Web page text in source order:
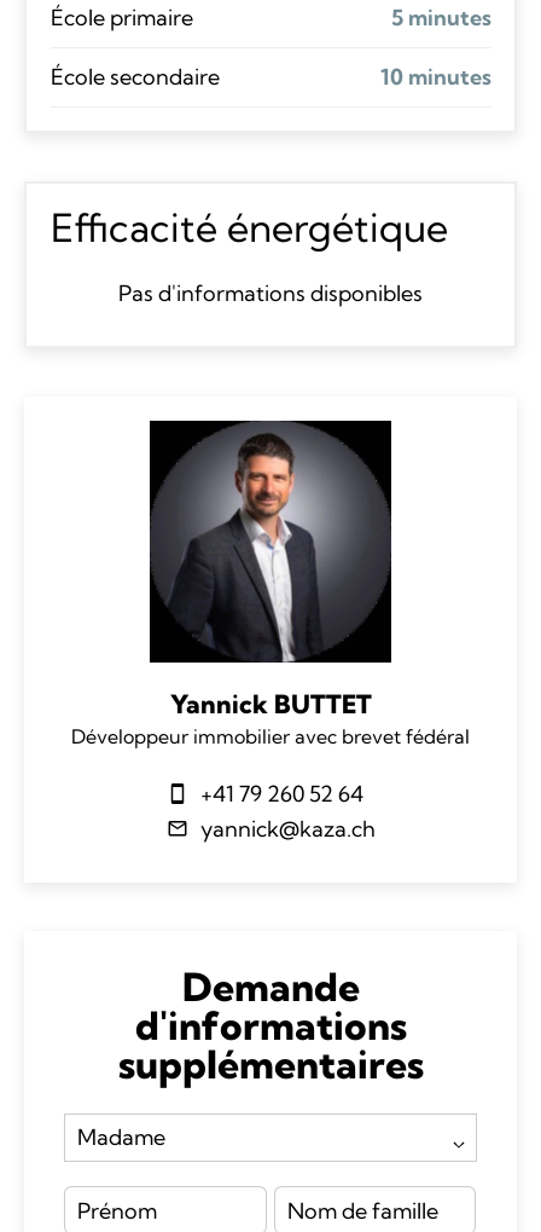
École primaire 5 minutes
École secondaire 10 minutes
Efficacité énergétique
Pas d'informations disponibles
Yannick BUTTET
Développeur immobilier avec brevet fédéral
+41 79 260 52 64
yannick@kaza.ch
Demande
d'informations
supplémentaires